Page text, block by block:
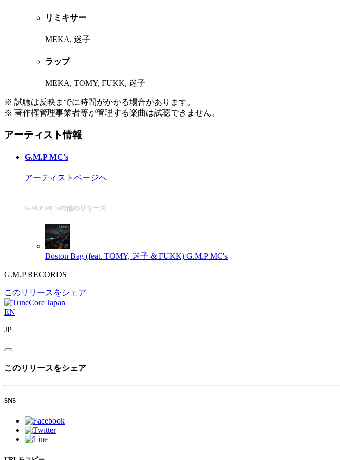
リミキサー
MEKA, 迷子
ラップ
MEKA, TOMY, FUKK, 迷子
※ 試聴は反映までに時間がかかる場合があります。
※ 著作権管理事業者等が管理する楽曲は試聴できません。
アーティスト情報
G.M.P MC's
アーティストページへ
G.M.P MC'sの他のリリース
Boston Bag (feat. TOMY, 迷子 & FUKK) G.M.P MC's
G.M.P RECORDS
このリリースをシェア
EN
JP
このリリースをシェア
SNS